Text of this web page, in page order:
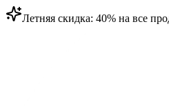
Летняя скидка: 40% на все